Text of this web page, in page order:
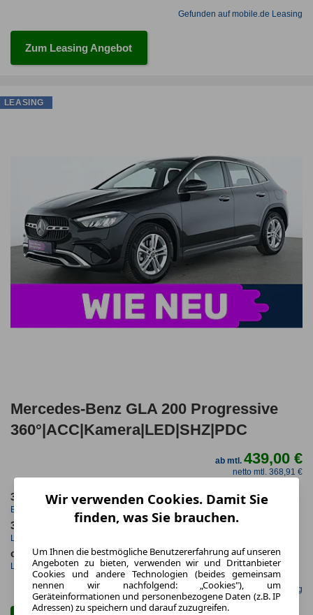
Gefunden auf mobile.de Leasing
Zum Leasing Angebot
Mercedes-Benz GLA 200 Progressive
360°|ACC|Kamera|LED|SHZ|PDC
ab mtl.439,00 €
netto mtl. 368,91 €
3.2025
Erstzulassung
10.000,0 km
36 Monate
Laufzeit
24 km
ca. 120 kW (163 PS)
Leistung
Benzin
Kraftstoff
Gefunden auf mobile.de Leasing
LEASING
Wir verwenden Cookies. Damit Sie
finden, was Sie brauchen.
Um Ihnen die bestmögliche Benutzererfahrung auf unseren
Angeboten zu bieten, verwenden wir und Drittanbieter
Cookies und andere Technologien (beides gemeinsam
nennen wir nachfolgend: „Cookies"), um
Geräteinformationen und personenbezogene Daten (z.B. IP
Adressen) zu speichern und darauf zuzugreifen.